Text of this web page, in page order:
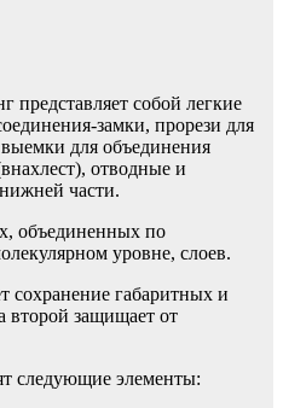
собой легкие
замки, прорези для
для объединения
отводные и
части.
объединенных по
уровне, слоев.
сохранение габаритных и
второй защищает от
следующие элементы: